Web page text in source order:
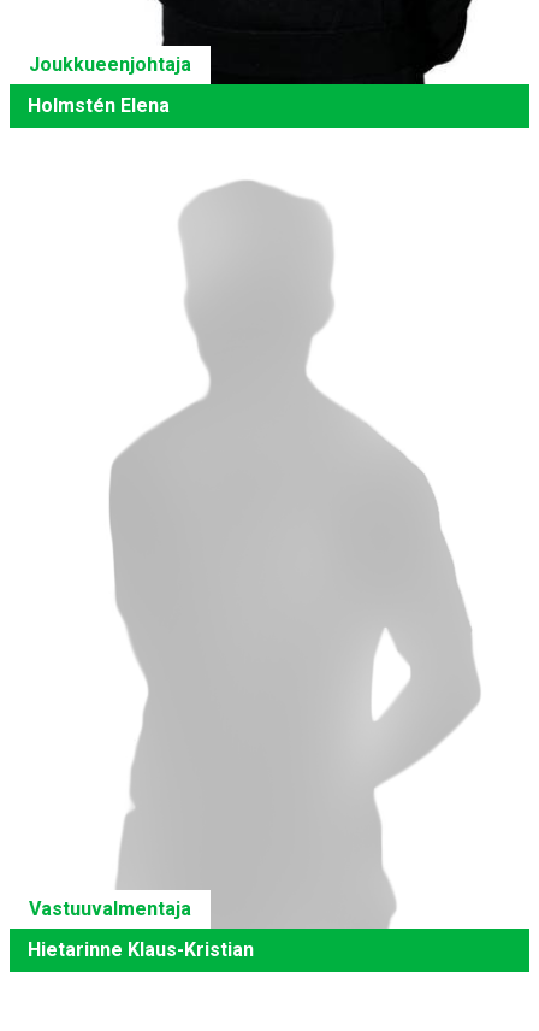
Joukkueenjohtaja
Holmstén Elena
Vastuuvalmentaja
Hietarinne Klaus-Kristian